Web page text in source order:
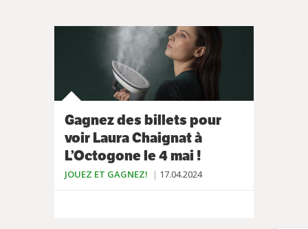
Gagnez des billets pour
voir Laura Chaignat à
L’Octogone le 4 mai !
JOUEZ ET GAGNEZ! 17.04.2024